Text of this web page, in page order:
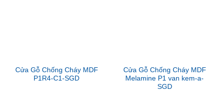
Cửa Gỗ Chống Cháy MDF
P1R4-C1-SGD
Cửa Gỗ Chống Cháy MDF
Melamine P1 van kem-a-
SGD